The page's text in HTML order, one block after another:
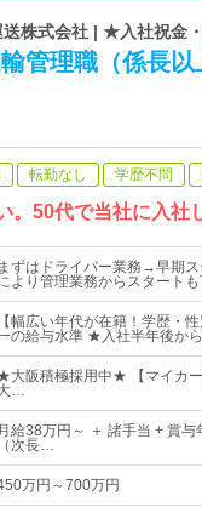
送株式会社 | ★入社祝金
輸管理職（係長
転勤なし 学歴不問
。50代で当社に入社
まずはドライバー業務→早期
より管理業務からスタート
【幅広い年代が在籍！学歴・
の給与水準 ★入社半年後か
大阪積極採用中★ 【マイカ
…
月給38万円～ ＋ 諸手当 + 賞
（次長…
万円～700万円